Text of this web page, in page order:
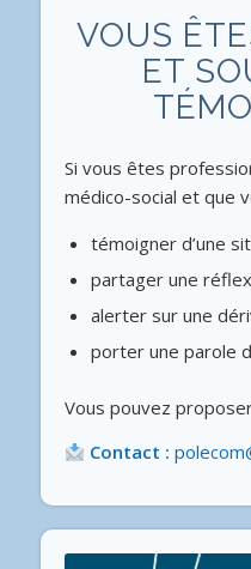
VOUS
ET
Si vous êtes
médico-social et que
témoigner d’une
partager une
alerter sur une
porter une parole
Vous pouvez
Contact :